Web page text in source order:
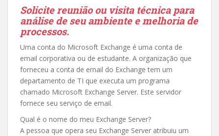
Solicite reunião ou visita técnica para
análise de seu ambiente e melhoria de
processos.
Uma conta do Microsoft Exchange é uma conta de
email corporativa ou de estudante. A organização que
forneceu a conta de email do Exchange tem um
departamento de TI que executa um programa
chamado Microsoft Exchange Server. Este servidor
fornece seu serviço de email.
Qual é o nome do meu Exchange Server?
A pessoa que opera seu Exchange Server atribuiu um